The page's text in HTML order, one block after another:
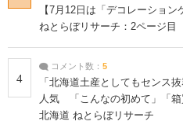
【7月12日は「デコレーショ
ねとらぼリサーチ：2ページ目
4
コメント数： 5
「北海道土産としてもセンス
人気 「こんなの初めて」「箱
北海道 ねとらぼリサーチ